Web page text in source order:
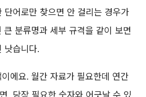
단어로만 찾으면 안 걸리는 경우가
큰 분류명과 세부 규격을 같이 보면
낫습니다.
에요. 월간 자료가 필요한데 연간
, 당장 필요한 숫자와 어긋날 수 있